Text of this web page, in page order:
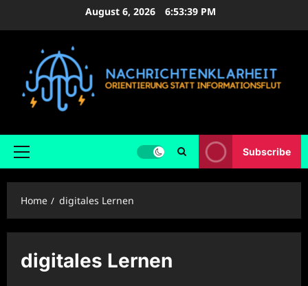
August 6, 2026 6:53:40 PM
Primary
Subscribe
Home digitales Lernen
digitales Lernen